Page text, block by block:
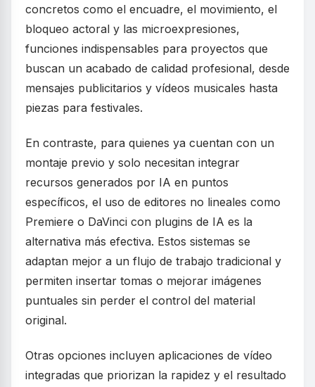
concretos como el encuadre, el movimiento, el
bloqueo actoral y las microexpresiones,
funciones indispensables para proyectos que
buscan un acabado de calidad profesional, desde
mensajes publicitarios y vídeos musicales hasta
piezas para festivales.
En contraste, para quienes ya cuentan con un
montaje previo y solo necesitan integrar
recursos generados por IA en puntos
específicos, el uso de editores no lineales como
Premiere o DaVinci con plugins de IA es la
alternativa más efectiva. Estos sistemas se
adaptan mejor a un flujo de trabajo tradicional y
permiten insertar tomas o mejorar imágenes
puntuales sin perder el control del material
original.
Otras opciones incluyen aplicaciones de vídeo
integradas que priorizan la rapidez y el resultado